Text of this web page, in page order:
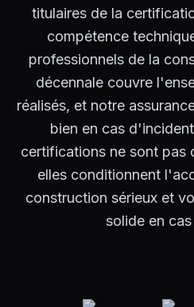
titulaires de la
compétence
professionnels de la
décennale couvre
réalisés, et notre
bien en cas
certifications ne sont pas
elles conditionnent
construction sérieux et
solide en